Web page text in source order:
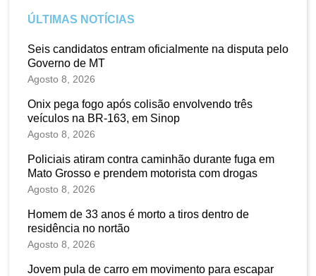
ÚLTIMAS NOTÍCIAS
Seis candidatos entram oficialmente na disputa pelo
Governo de MT
Agosto 8, 2026
Onix pega fogo após colisão envolvendo três
veículos na BR-163, em Sinop
Agosto 8, 2026
Policiais atiram contra caminhão durante fuga em
Mato Grosso e prendem motorista com drogas
Agosto 8, 2026
Homem de 33 anos é morto a tiros dentro de
residência no nortão
Agosto 8, 2026
Jovem pula de carro em movimento para escapar